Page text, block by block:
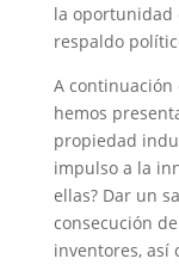
la oportunidad
respaldo
A
hemos
propiedad
impulso a la
ellas? Dar un
consecución
inventores, así